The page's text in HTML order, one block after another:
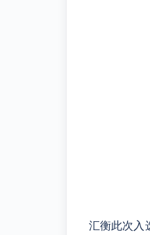
汇衡此次入